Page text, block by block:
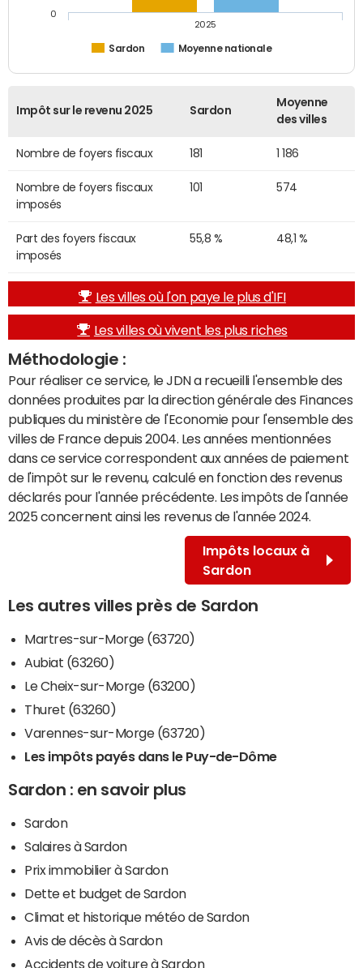
Sardon Moyenne nationale
2025
0
Impôt sur le revenu 2025 Sardon
Moyenne
des villes
Nombre de foyers fiscaux 181 1 186
Nombre de foyers fiscaux
imposés
101 574
Part des foyers fiscaux
imposés
55,8 % 48,1 %
Les villes où l'on paye le plus d'IFI
Les villes où vivent les plus riches
Méthodologie :
Pour réaliser ce service, le JDN a recueilli l'ensemble des
données produites par la direction générale des Finances
publiques du ministère de l'Economie pour l'ensemble des
villes de France depuis 2004. Les années mentionnées
dans ce service correspondent aux années de paiement
de l'impôt sur le revenu, calculé en fonction des revenus
déclarés pour l'année précédente. Les impôts de l'année
2025 concernent ainsi les revenus de l'année 2024.
Impôts locaux à
Sardon
Les autres villes près de Sardon
Martres-sur-Morge (63720)
Aubiat (63260)
Le Cheix-sur-Morge (63200)
Thuret (63260)
Varennes-sur-Morge (63720)
Les impôts payés dans le Puy-de-Dôme
Sardon : en savoir plus
Sardon
Salaires à Sardon
Prix immobilier à Sardon
Dette et budget de Sardon
Climat et historique météo de Sardon
Avis de décès à Sardon
Accidents de voiture à Sardon